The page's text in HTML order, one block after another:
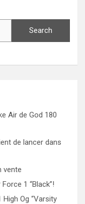
Search
Air de God 180
de lancer dans
vente
1 “Black”!
Og “Varsity